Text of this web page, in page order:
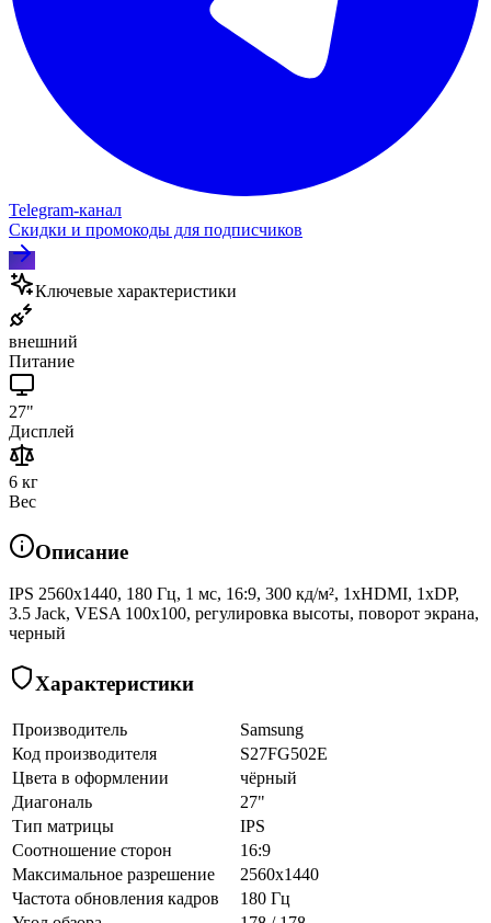
Telegram‑канал
Скидки и промокоды для подписчиков
Ключевые характеристики
внешний
Питание
27"
Дисплей
6 кг
Вес
Описание
IPS 2560x1440, 180 Гц, 1 мс, 16:9, 300 кд/м², 1xHDMI, 1xDP,
3.5 Jack, VESA 100x100, регулировка высоты, поворот экрана,
черный
Характеристики
Производитель
Samsung
Код производителя
S27FG502E
Цвета в оформлении
чёрный
Диагональ
27"
Тип матрицы
IPS
Соотношение сторон
16:9
Максимальное разрешение
2560x1440
Частота обновления кадров
180 Гц